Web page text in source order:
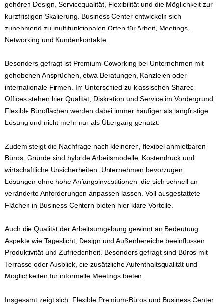
gehören Design, Servicequalität, Flexibilität und die Möglichkeit zur
kurzfristigen Skalierung. Business Center entwickeln sich
zunehmend zu multifunktionalen Orten für Arbeit, Meetings,
Networking und Kundenkontakte.
Besonders gefragt ist Premium-Coworking bei Unternehmen mit
gehobenen Ansprüchen, etwa Beratungen, Kanzleien oder
internationale Firmen. Im Unterschied zu klassischen Shared
Offices stehen hier Qualität, Diskretion und Service im Vordergrund.
Flexible Büroflächen werden dabei immer häufiger als langfristige
Lösung und nicht mehr nur als Übergang genutzt.
Zudem steigt die Nachfrage nach kleineren, flexibel anmietbaren
Büros. Gründe sind hybride Arbeitsmodelle, Kostendruck und
wirtschaftliche Unsicherheiten. Unternehmen bevorzugen
Lösungen ohne hohe Anfangsinvestitionen, die sich schnell an
veränderte Anforderungen anpassen lassen. Voll ausgestattete
Flächen in Business Centern bieten hier klare Vorteile.
Auch die Qualität der Arbeitsumgebung gewinnt an Bedeutung.
Aspekte wie Tageslicht, Design und Außenbereiche beeinflussen
Produktivität und Zufriedenheit. Besonders gefragt sind Büros mit
Terrasse oder Ausblick, die zusätzliche Aufenthaltsqualität und
Möglichkeiten für informelle Meetings bieten.
Insgesamt zeigt sich: Flexible Premium-Büros und Business Center